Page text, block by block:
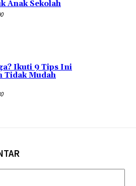
Anak Sekolah
Ikuti 9 Tips Ini
Tidak Mudah